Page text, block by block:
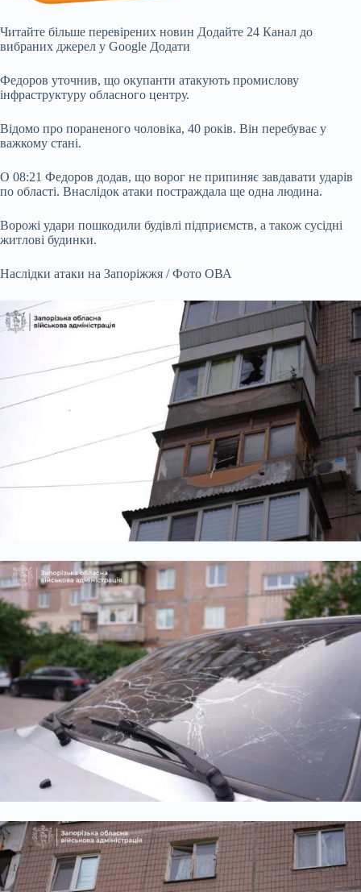
Читайте більше перевірених новин Додайте 24 Канал до
вибраних джерел у Google Додати
Федоров уточнив, що окупанти атакують промислову
інфраструктуру обласного центру.
Відомо про пораненого чоловіка, 40 років. Він перебуває у
важкому стані.
О 08:21 Федоров додав, що ворог не припиняє завдавати ударів
по області. Внаслідок атаки постраждала ще одна людина.
Ворожі удари пошкодили будівлі підприємств, а також сусідні
житлові будинки.
Наслідки атаки на Запоріжжя / Фото ОВА